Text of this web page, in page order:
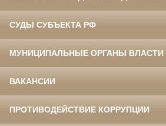
СУДЫ СУБЪЕКТА РФ
МУНИЦИПАЛЬНЫЕ ОРГАНЫ ВЛАСТИ
ВАКАНСИИ
ПРОТИВОДЕЙСТВИЕ КОРРУПЦИИ